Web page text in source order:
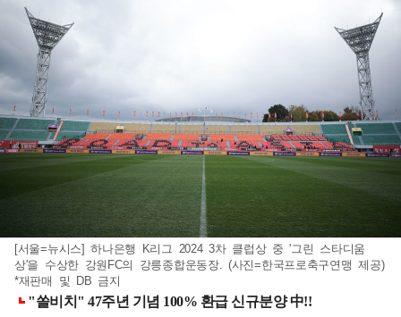
[서울=뉴시스] 하나은행 K리그 2024 3차 클럽상 중 '그린 스타디움
상'을 수상한 강원FC의 강릉종합운동장. (사진=한국프로축구연맹 제공)
*재판매 및 DB 금지